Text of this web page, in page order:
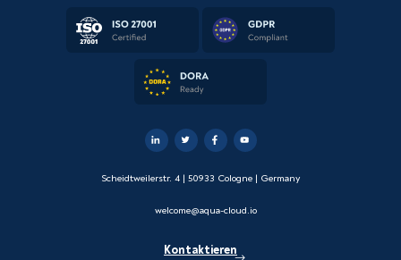
Scheidtweilerstr. 4 | 50933 Cologne | Germany
welcome@aqua-cloud.io
Kontaktieren